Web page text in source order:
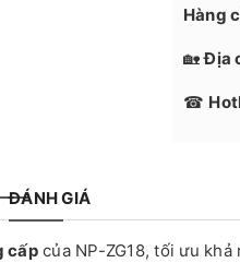
Hàng
🏡Địa
☎
ĐÁNH GIÁ
cấpcủa NP-ZG18, tối ưu